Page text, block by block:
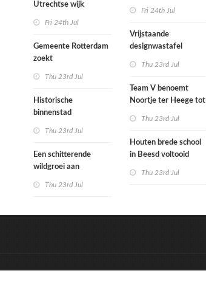
Utrechtse wijk
Fri 24th Jul
Gemeente Rotterdam
zoekt
doorrekenen met
CO2-rekenmethode
Thu 23rd Jul
Historische
binnenstad
werelderfgoed
Thu 23rd Jul
Een schitterende
wildgroei aan
Thu 23rd Jul
afgewezen
Fri 24th Jul
Vrijstaande
designwastafel
Thu 23rd Jul
Team V benoemt
Noortje ter Heege tot
Thu 23rd Jul
Houten brede school
in Beesd voltooid
Thu 23rd Jul